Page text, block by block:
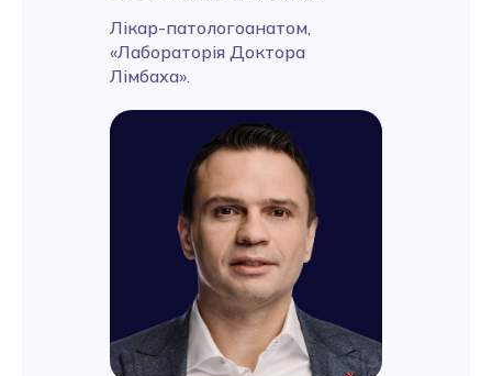
Лікар-патологоанатом,
«Лабораторія Доктора
Лімбаха».